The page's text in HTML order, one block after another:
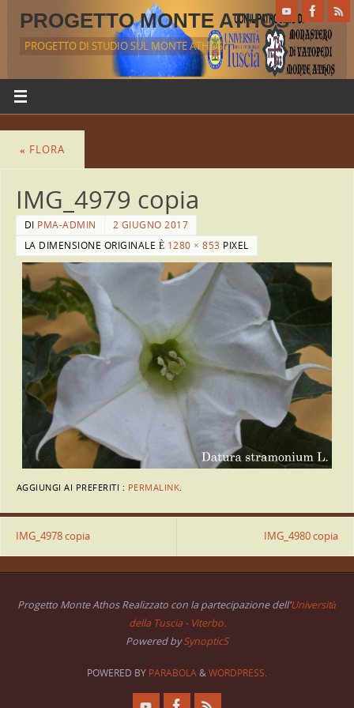
PROGETTO MONTE ATHOS
PROGETTO DI STUDIO SUL MONTE ATHOS
« FLORA
IMG_4979 copia
DI PMA-ADMIN
2 GIUGNO 2017
LA DIMENSIONE ORIGINALE È 1280 × 853 PIXEL
AGGIUNGI AI PREFERITI : PERMALINK.
IMG_4978 copia IMG_4980 copia
Progetto Monte Athos Realizzato con la partecipazione dell'Università
della Tuscia - Viterbo.
Powered bySynopticS
POWERED BY PARABOLA&WORDPRESS.